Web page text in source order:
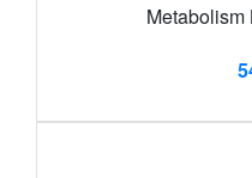
Metabolism